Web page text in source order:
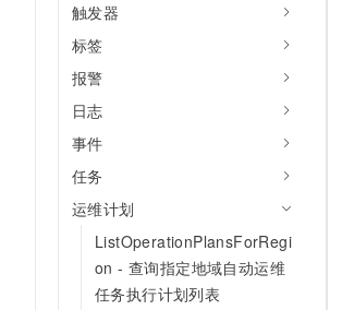
触发器
标签
报警
日志
事件
任务
运维计划
ListOperationPlansForRegi
on - 查询指定地域自动运维
任务执行计划列表